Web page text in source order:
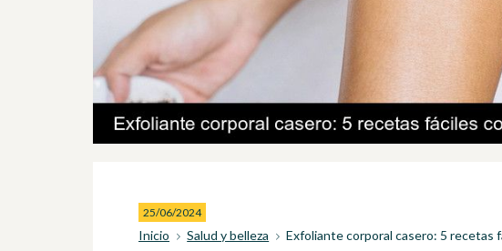
25/06/2024
Inicio Salud y belleza Exfoliante corporal casero: 5 recetas